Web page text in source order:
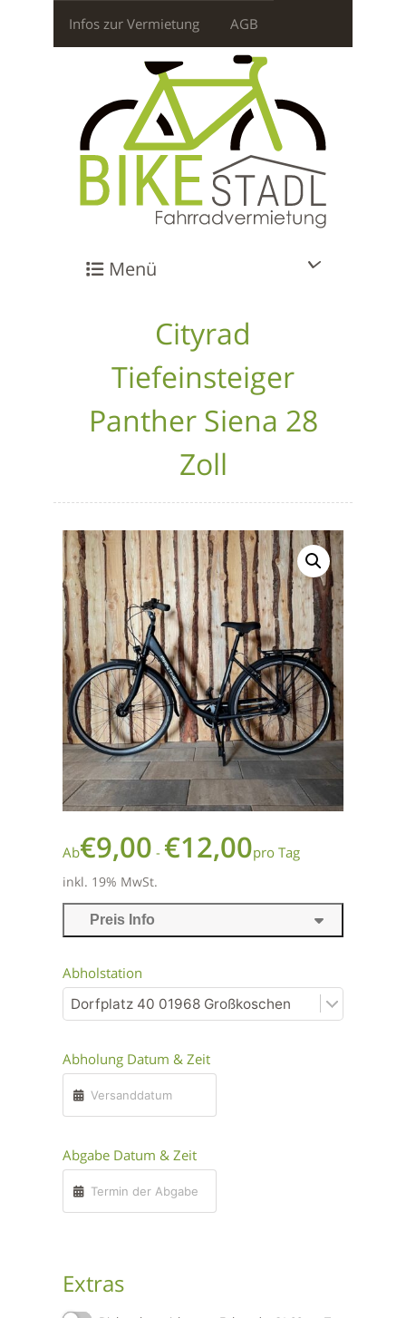
Infos zur Vermietung AGB
Menü
Cityrad
Tiefeinsteiger
Panther Siena 28
Zoll
Ab€9,00 - €12,00pro Tag
inkl. 19% MwSt.
Preis Info
Abholstation
Abholung Datum & Zeit
Abgabe Datum & Zeit
Extras